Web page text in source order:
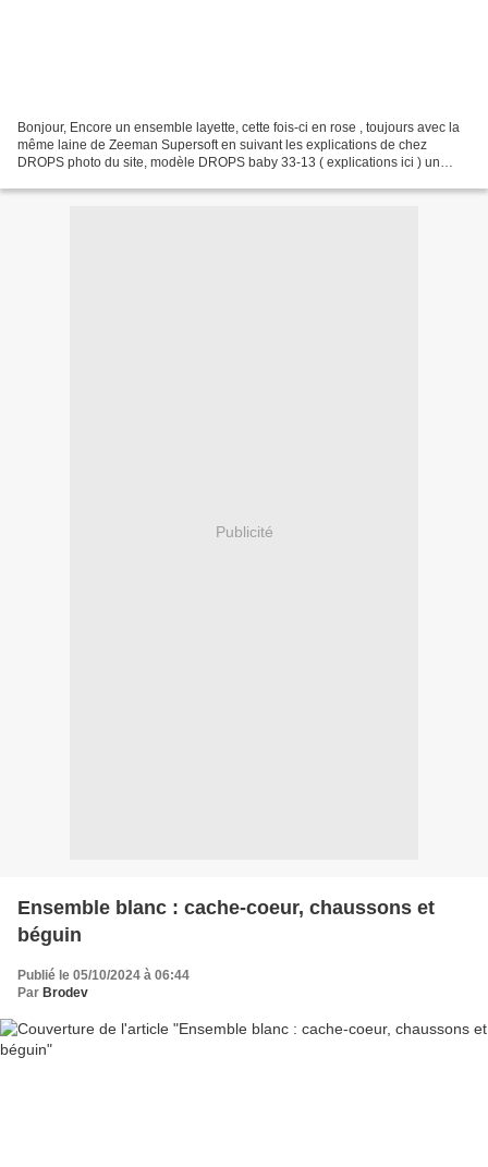
Bonjour, Encore un ensemble layette, cette fois-ci en rose , toujours avec la
même laine de Zeeman Supersoft en suivant les explications de chez
DROPS photo du site, modèle DROPS baby 33-13 ( explications ici ) un
Publicité
Ensemble blanc : cache-coeur, chaussons et
béguin
Publié le 05/10/2024 à 06:44
Par Brodev